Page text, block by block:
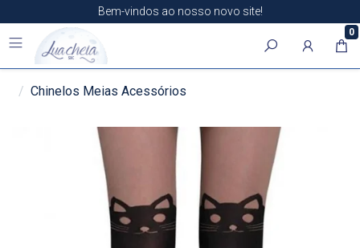
Bem-vindos ao nosso novo site!
0
Chinelos Meias Acessórios